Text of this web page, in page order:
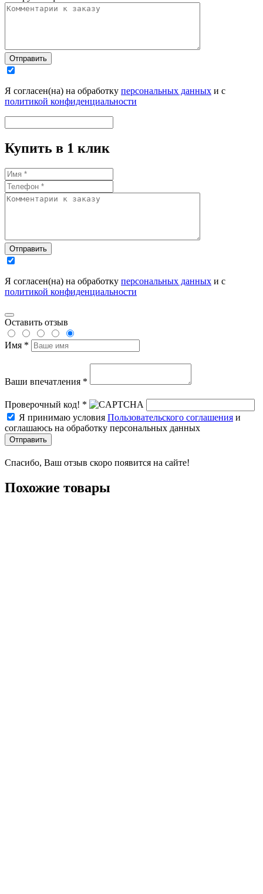
Отправить
Я согласен(на) на обработку персональных данных и с
политикой конфиденциальности
Купить в 1 клик
Отправить
Я согласен(на) на обработку персональных данных и с
политикой конфиденциальности
Оставить отзыв
Имя *
Ваши впечатления *
Проверочный код! *
Я принимаю условия Пользовательского соглашения и
соглашаюсь на обработку персональных данных
Отправить
Спасибо, Ваш отзыв скоро появится на сайте!
Похожие товары